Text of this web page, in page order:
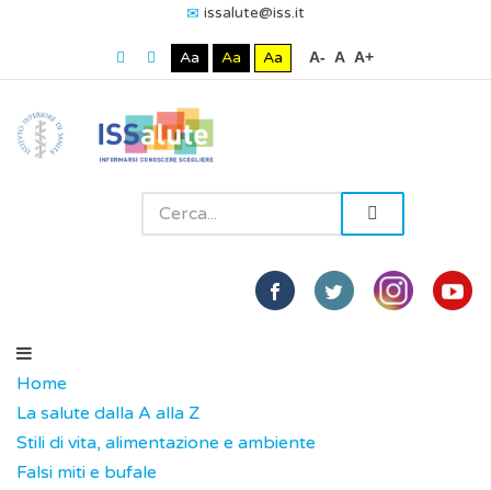
issalute@iss.it
Aa Aa Aa A- A A+
Home
La salute dalla A alla Z
Stili di vita, alimentazione e ambiente
Falsi miti e bufale